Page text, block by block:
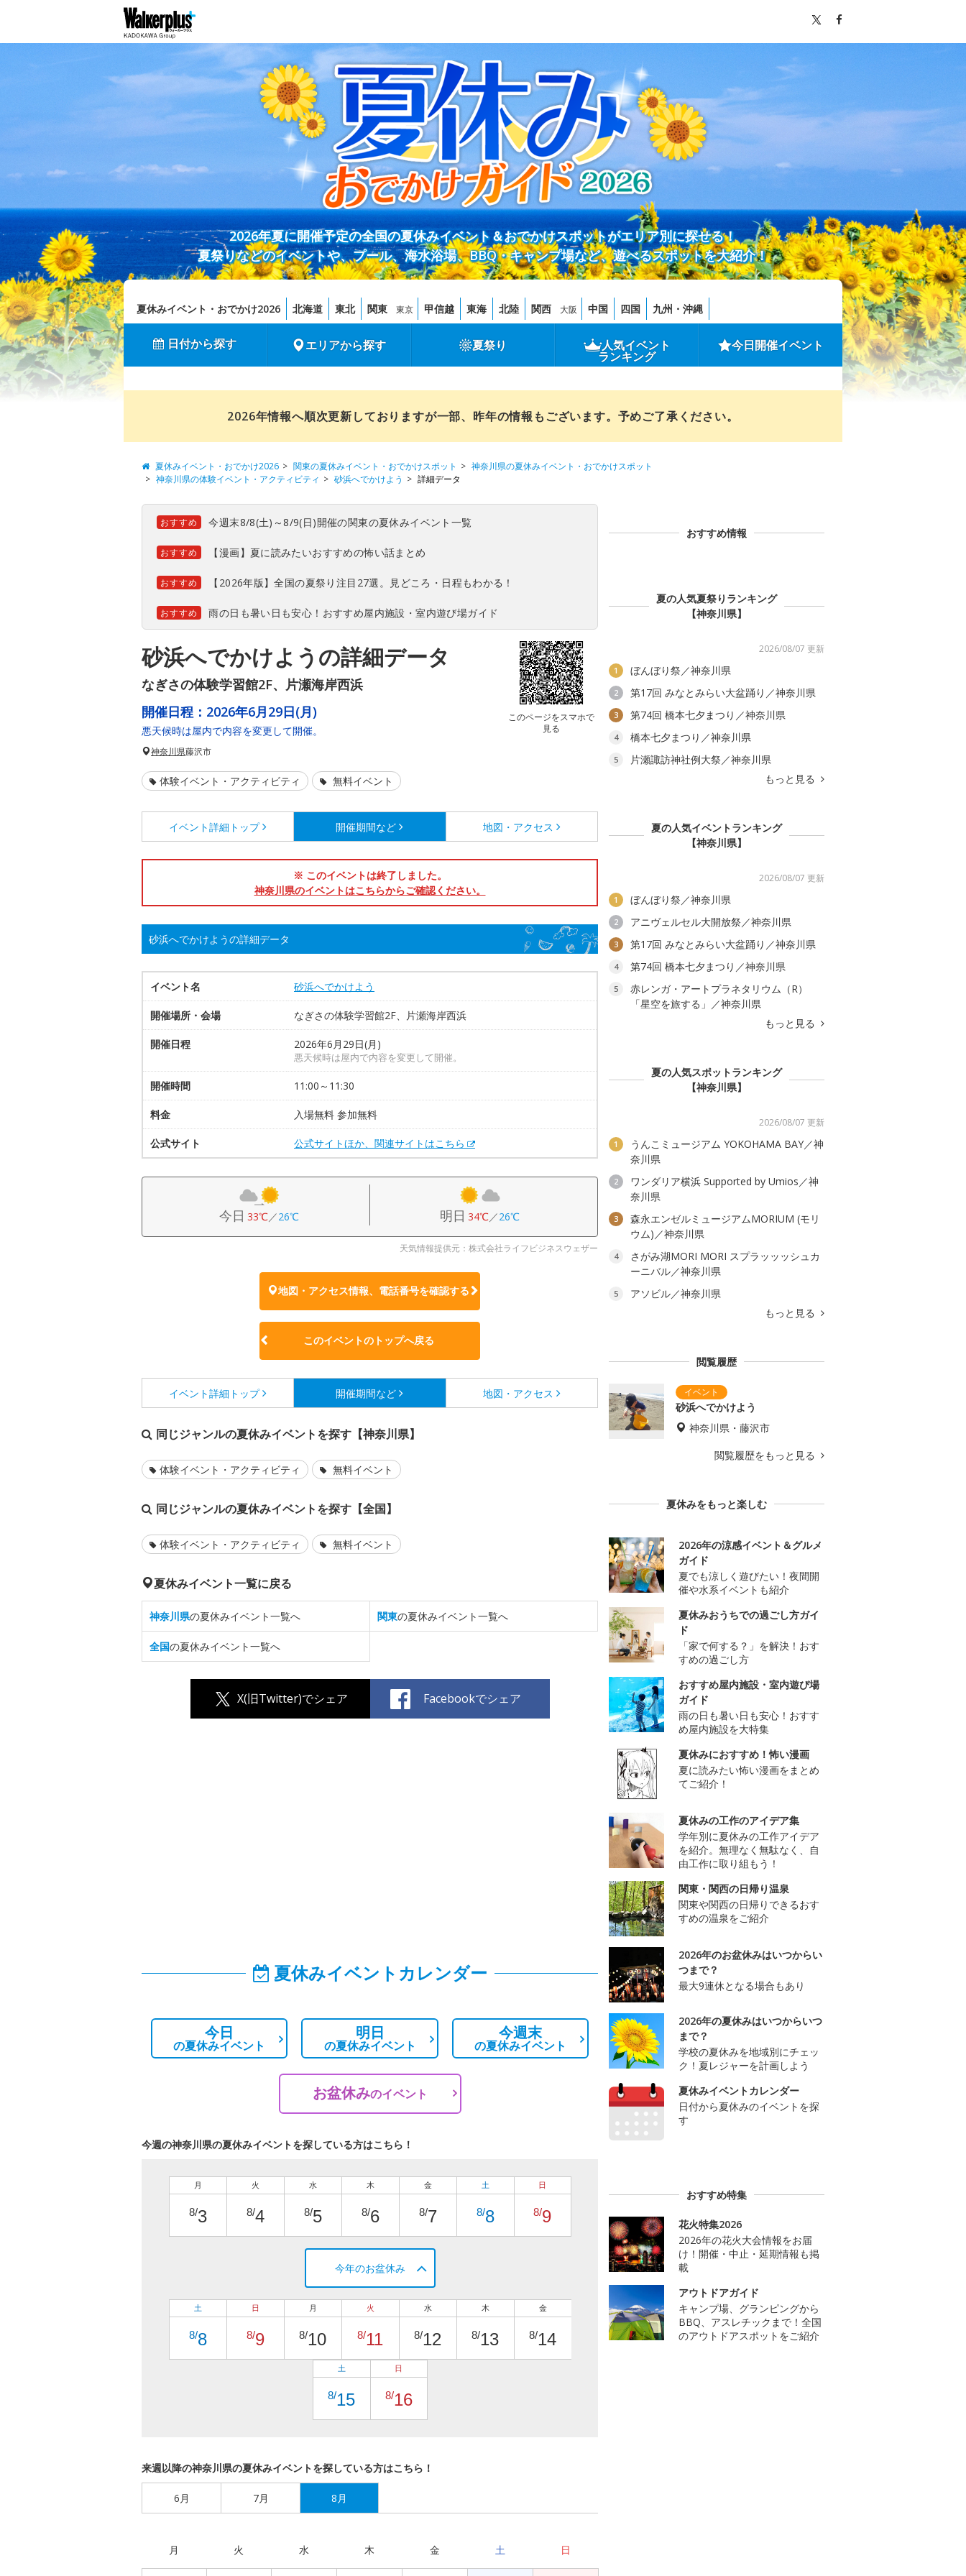
2026年夏に開催予定の全国の夏休みイベント＆おでかけスポットがエリア別に探せる！
夏祭りなどのイベントや、プール、海水浴場、BBQ・キャンプ場など、遊べるスポットを大紹介！
夏休みイベント・おでかけ2026 北海道 東北 関東 東京 甲信越 東海 北陸 関西 大阪 中国 四国 九州・沖縄
日付から探す エリアから探す 夏祭り 人気イベント
ランキング
今日開催イベント
2026年情報へ順次更新しておりますが一部、昨年の情報もございます。予めご了承ください。
夏休みイベント・おでかけ2026 関東の夏休みイベント・おでかけスポット
神奈川県の夏休みイベント・おでかけスポット
神奈川県の体験イベント・アクティビティ
砂浜へでかけよう 詳細データ
おすすめ 今週末8/8(土)～8/9(日)開催の関東の夏休みイベント一覧
おすすめ 【漫画】夏に読みたいおすすめの怖い話まとめ
おすすめ 【2026年版】全国の夏祭り注目27選。見どころ・日程もわかる！
おすすめ 雨の日も暑い日も安心！おすすめ屋内施設・室内遊び場ガイド
砂浜へでかけようの詳細データ
なぎさの体験学習館2F、片瀬海岸西浜
このページをスマホで
見る
開催日程： 2026年6月29日(月)
悪天候時は屋内で内容を変更して開催。
神奈川県藤沢市
体験イベント・アクティビティ 無料イベント
イベント詳細 トップ 開催期間など 地図・アクセス
※ このイベントは終了しました。
神奈川県のイベントはこちらからご確認ください。
砂浜へでかけようの詳細データ
イベント名 砂浜へでかけよう
開催場所・会場 なぎさの体験学習館2F、片瀬海岸西浜
開催日程 2026年6月29日(月)
悪天候時は屋内で内容を変更して開催。
開催時間 11:00～11:30
料金 入場無料 参加無料
公式サイト 公式サイトほか、関連サイトはこちら
今日 33℃／26℃ 明日 34℃／26℃
天気情報提供元：株式会社ライフビジネスウェザー
地図・アクセス情報、電話番号を確認する
このイベントのトップへ戻る
イベント詳細 トップ 開催期間など 地図・アクセス
同じジャンルの夏休みイベントを探す【神奈川県】
体験イベント・アクティビティ 無料イベント
同じジャンルの夏休みイベントを探す【全国】
体験イベント・アクティビティ 無料イベント
夏休みイベント一覧に戻る
神奈川県の夏休みイベント一覧へ 関東の夏休みイベント一覧へ
全国の夏休みイベント一覧へ
X(旧Twitter)でシェア Facebookでシェア
夏休みイベントカレンダー
今日
の夏休みイベント
明日
の夏休みイベント
今週末
の夏休みイベント
お盆休みのイベント
今週の神奈川県の夏休みイベントを探している方はこちら！
月
8/3
火
8/4
水
8/5
木
8/6
金
8/7
土
8/8
日
8/9
今年のお盆休み
土
8/8
日
8/9
月
8/10
火
8/11
水
8/12
木
8/13
金
8/14
土
8/15
日
8/16
来週以降の神奈川県の夏休みイベントを探している方はこちら！
6月 7月 8月
月 火 水 木 金 土 日
おすすめ情報
夏の人気夏祭りランキング
【神奈川県】
2026/08/07 更新
1 ぼんぼり祭／神奈川県
2 第17回 みなとみらい大盆踊り／神奈川県
3 第74回 橋本七夕まつり／神奈川県
4 橋本七夕まつり／神奈川県
5
片瀬諏訪神社例大祭／神奈川県
もっと見る
夏の人気イベントランキング
【神奈川県】
2026/08/07 更新
1 ぼんぼり祭／神奈川県
2 アニヴェルセル大開放祭／神奈川県
3 第17回 みなとみらい大盆踊り／神奈川県
4 第74回 橋本七夕まつり／神奈川県
5
赤レンガ・アートプラネタリウム（R）
「星空を旅する」／神奈川県
もっと見る
夏の人気スポットランキング
【神奈川県】
2026/08/07 更新
1
うんこミュージアム YOKOHAMA BAY／神
奈川県
2
ワンダリア横浜 Supported by Umios／神
奈川県
3
森永エンゼルミュージアムMORIUM (モリ
ウム)／神奈川県
4
さがみ湖MORI MORI スプラッッッシュカ
ーニバル／神奈川県
5
アソビル／神奈川県
もっと見る
閲覧履歴
砂浜へでかけよう
神奈川県・藤沢市
閲覧履歴をもっと見る
夏休みをもっと楽しむ
2026年の涼感イベント＆グルメ
ガイド
夏でも涼しく遊びたい！夜間開
催や水系イベントも紹介
夏休みおうちでの過ごし方ガイ
ド
「家で何する？」を解決！おす
すめの過ごし方
おすすめ屋内施設・室内遊び場
ガイド
雨の日も暑い日も安心！おすす
め屋内施設を大特集
夏休みにおすすめ！怖い漫画
夏に読みたい怖い漫画をまとめ
てご紹介！
夏休みの工作のアイデア集
学年別に夏休みの工作アイデア
を紹介。無理なく無駄なく、自
由工作に取り組もう！
関東・関西の日帰り温泉
関東や関西の日帰りできるおす
すめの温泉をご紹介
2026年のお盆休みはいつからい
つまで？
最大9連休となる場合もあり
2026年の夏休みはいつからいつ
まで？
学校の夏休みを地域別にチェッ
ク！夏レジャーを計画しよう
夏休みイベントカレンダー
日付から夏休みのイベントを探
す
おすすめ特集
花火特集2026
2026年の花火大会情報をお届
け！開催・中止・延期情報も掲
載
アウトドアガイド
キャンプ場、グランピングから
BBQ、アスレチックまで！全国
のアウトドアスポットをご紹介